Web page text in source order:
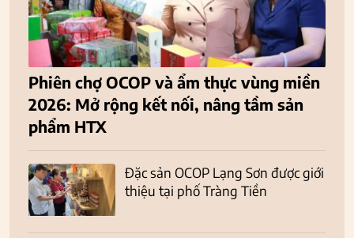
Phiên chợ OCOP và ẩm thực vùng miền
2026: Mở rộng kết nối, nâng tầm sản
phẩm HTX
Đặc sản OCOP Lạng Sơn được giới
thiệu tại phố Tràng Tiền